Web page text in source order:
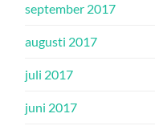
september 2017
augusti 2017
juli 2017
juni 2017